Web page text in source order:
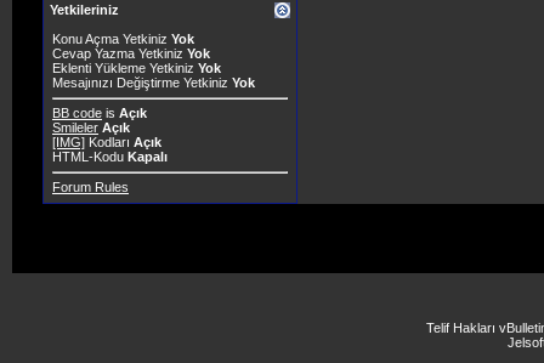
Yetkileriniz
Konu Açma Yetkiniz Yok
Cevap Yazma Yetkiniz Yok
Eklenti Yükleme Yetkiniz Yok
Mesajınızı Değiştirme Yetkiniz Yok
BB code is Açık
Smileler Açık
[IMG] Kodları Açık
HTML-Kodu Kapalı
Forum Rules
Telif Hakları